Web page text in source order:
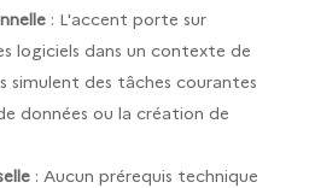
: L'accent porte sur
logiciels dans un contexte de
simulent des tâches courantes
données ou la création de
: Aucun prérequis technique